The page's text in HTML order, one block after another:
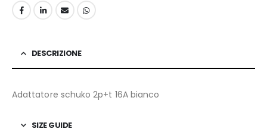
DESCRIZIONE
Adattatore schuko 2p+t 16A bianco
SIZE GUIDE